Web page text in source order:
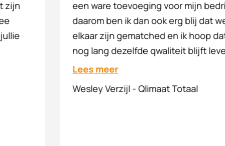
een ware toevoeging voor mijn bedrijf. En
daarom ben ik dan ook erg blij dat we met
elkaar zijn gematched en ik hoop dat jullie
nog lang dezelfde qwaliteit blijft leveren.
Wesley Verzijl - Qlimaat Totaal